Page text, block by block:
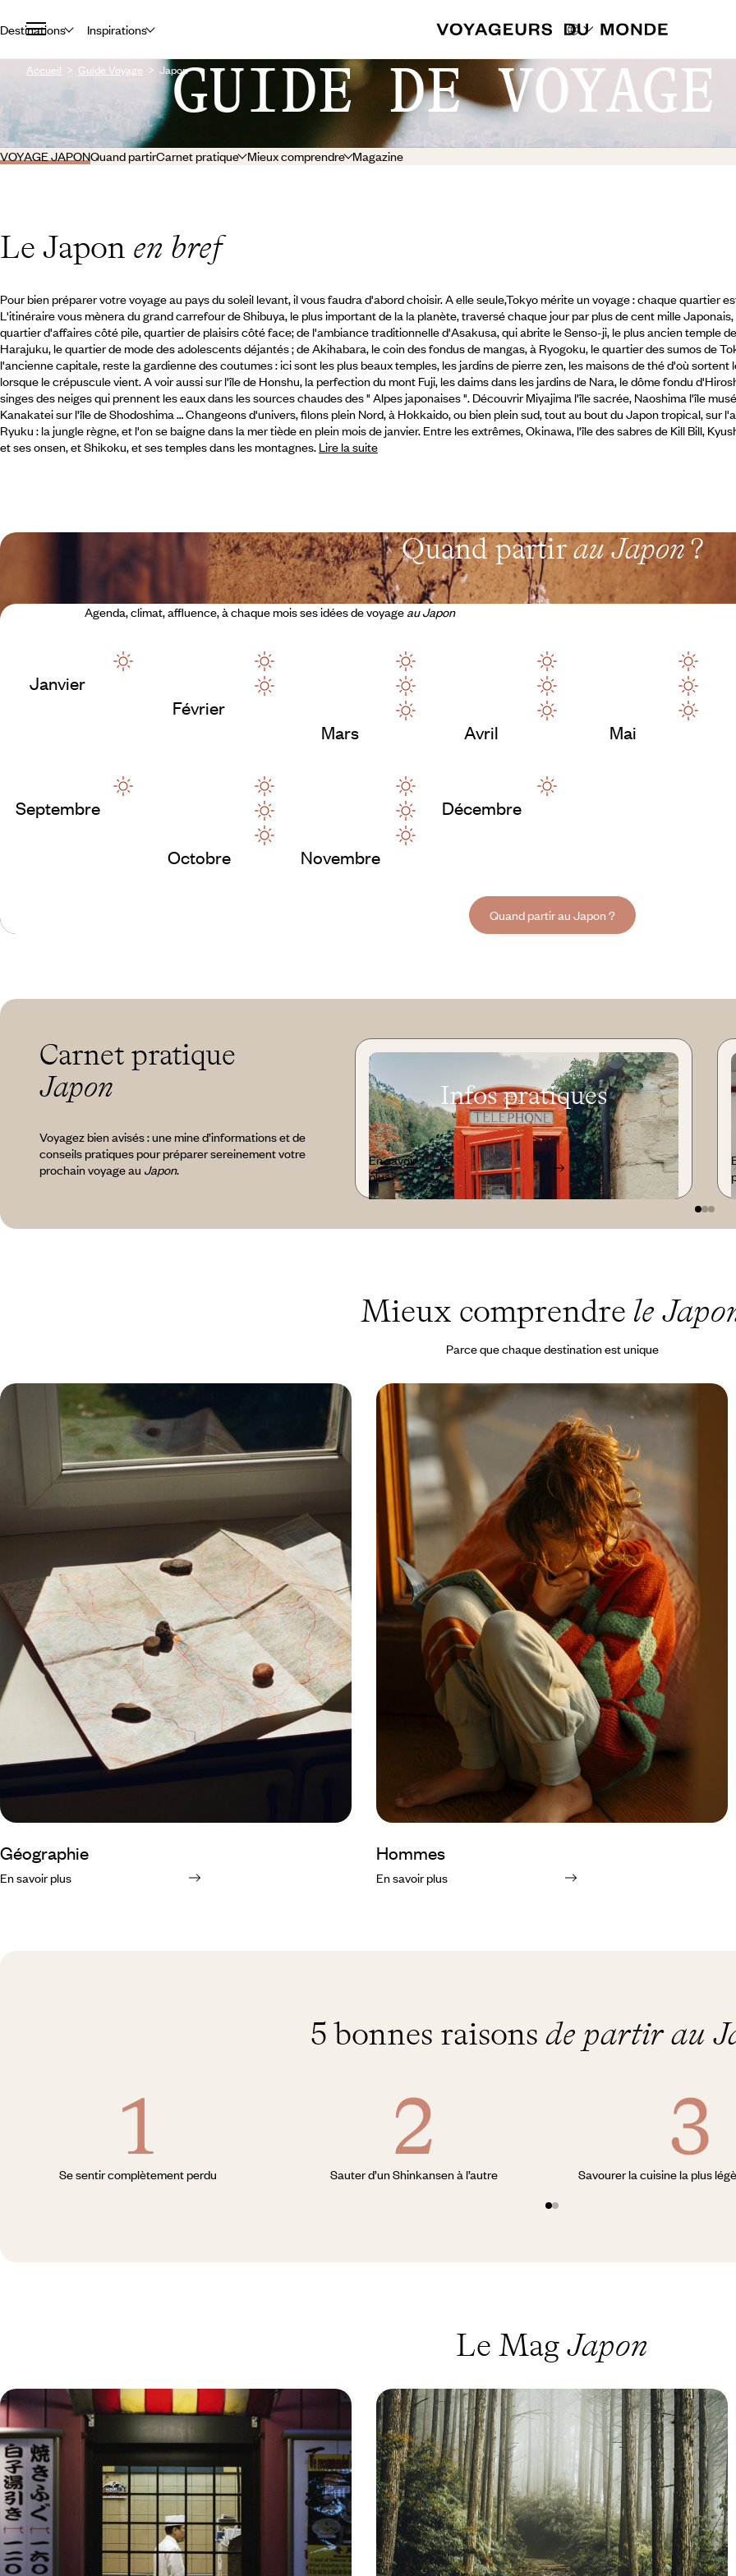
Destinations Inspirations
Accueil Guide Voyage JaponGUIDE DE
VOYAGE JAPONQuand partirCarnet pratique Mieux comprendre Magazine
Le Japon en bref
Pour bien préparer votre voyage au pays du soleil levant, il vous faudra d'abord choisir. A elle seule,Tokyo mérite un voyage : chaque quartier
L'itinéraire vous mènera du grand carrefour de Shibuya, le plus important de la la planète, traversé chaque jour par plus de cent mille
quartier d'affaires côté pile, quartier de plaisirs côté face; de l'ambiance traditionnelle d'Asakusa, qui abrite le Senso-ji, le plus ancien temple
Harajuku, le quartier de mode des adolescents déjantés ; de Akihabara, le coin des fondus de mangas, à Ryogoku, le quartier des sumos de
l'ancienne capitale, reste la gardienne des coutumes : ici sont les plus beaux temples, les jardins de pierre zen, les maisons de thé d'où sortent
lorsque le crépuscule vient. A voir aussi sur l'île de Honshu, la perfection du mont Fuji, les daims dans les jardins de Nara, le dôme fondu
singes des neiges qui prennent les eaux dans les sources chaudes des " Alpes japonaises ". Découvrir Miyajima l'île sacrée, Naoshima l'île
Kanakatei sur l'île de Shodoshima … Changeons d'univers, filons plein Nord, à Hokkaido, ou bien plein sud, tout au bout du Japon tropical, sur
Ryuku : la jungle règne, et l'on se baigne dans la mer tiède en plein mois de janvier. Entre les extrêmes, Okinawa, l'île des sabres de Kill Bill,
et ses onsen, et Shikoku, et ses temples dans les montagnes. Lire la suite
Quand partirau Japon?
Agenda, climat, affluence, à chaque mois ses idées de voyage au Japon
Janvier
Février
Mars
Avril Mai
Septembre
Octobre Novembre
Décembre
Quand partir au Japon ?
Carnet pratique
Japon
Voyagez bien avisés : une mine d’informations et de
conseils pratiques pour préparer sereinement votre
prochain voyage au Japon.
Infos pratiques
En savoir
plus
Mieux comprendre le
Parce que chaque destination est unique
Géographie
En savoir plus
Hommes
En savoir plus
5 bonnes raisons de partir au
Se sentir complètement perdu Sauter d’un Shinkansen à l’autre Savourer la cuisine la plus
Le MagJapon